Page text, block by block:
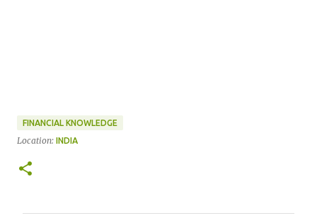
FINANCIAL KNOWLEDGE
Location: INDIA